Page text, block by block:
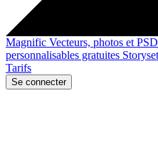
Magnific Vecteurs, photos et
personnalisables gratuites Storyset
Tarifs
Se connecter